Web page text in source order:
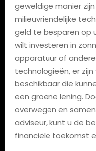
geweldige manier
milieuvriendelijke
geld te besparen op
wilt investeren in
apparatuur of andere
technologieën, er
beschikbaar die
een groene lening.
overwegen en
adviseur, kunt u de
financiële toekomst